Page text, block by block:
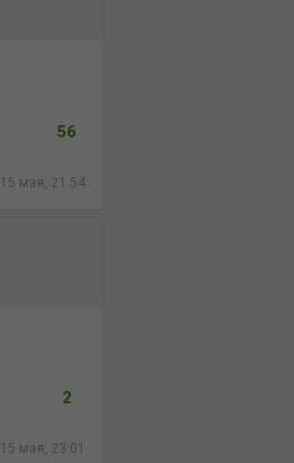
15 мая, 21:54
56
15 мая, 23:01
2